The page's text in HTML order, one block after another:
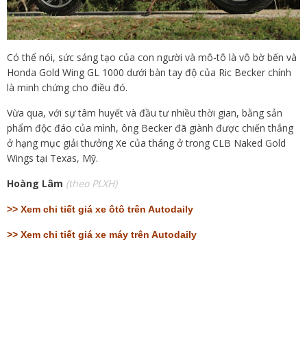
Có thể nói, sức sáng tạo của con người và mô-tô là vô bờ bến và
Honda Gold Wing GL 1000 dưới bàn tay độ của Ric Becker chính
là minh chứng cho điều đó.
Vừa qua, với sự tâm huyết và đầu tư nhiều thời gian, bằng sản
phẩm độc đáo của mình, ông Becker đã giành được chiến thắng
ở hạng mục giải thưởng Xe của tháng ở trong CLB Naked Gold
Wings tại Texas, Mỹ.
Hoàng Lâm (theo PLXH)
>> Xem chi tiết giá xe ôtô trên Autodaily
>> Xem chi tiết giá xe máy trên Autodaily